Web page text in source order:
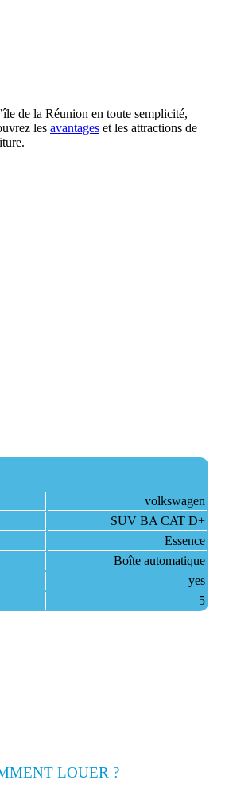
de la Réunion en toute semplicité,
les avantageset les attractions de
volkswagen
SUV BA CAT D+
Essence
Boîte automatique
yes
5
LOUER ?